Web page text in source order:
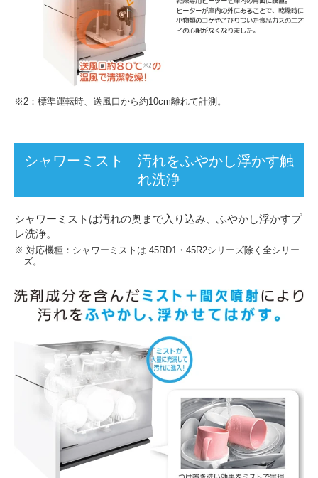
※2：標準運転時、送風口から約10cm離れて計測。
シャワーミスト 汚れをふやかし浮かす触
れ洗浄
シャワーミストは汚れの奥まで入り込み、ふやかし浮かすプ
レ洗浄。
※ 対応機種：シャワーミストは 45RD1・45R2シリーズ除く全シリー
ズ。